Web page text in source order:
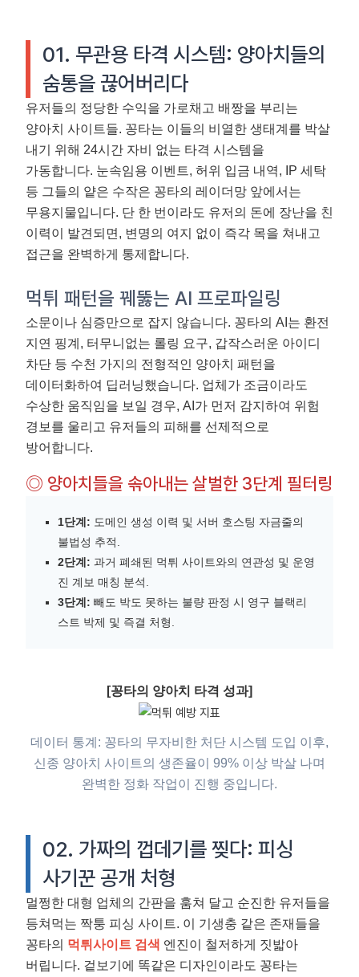
01. 무관용 타격 시스템: 양아치들의
숨통을 끊어버리다
유저들의 정당한 수익을 가로채고 배짱을 부리는
양아치 사이트들. 꽁타는 이들의 비열한 생태계를 박살
내기 위해 24시간 자비 없는 타격 시스템을
가동합니다. 눈속임용 이벤트, 허위 입금 내역, IP 세탁
등 그들의 얕은 수작은 꽁타의 레이더망 앞에서는
무용지물입니다. 단 한 번이라도 유저의 돈에 장난을 친
이력이 발견되면, 변명의 여지 없이 즉각 목을 쳐내고
접근을 완벽하게 통제합니다.
먹튀 패턴을 꿰뚫는 AI 프로파일링
소문이나 심증만으로 잡지 않습니다. 꽁타의 AI는 환전
지연 핑계, 터무니없는 롤링 요구, 갑작스러운 아이디
차단 등 수천 가지의 전형적인 양아치 패턴을
데이터화하여 딥러닝했습니다. 업체가 조금이라도
수상한 움직임을 보일 경우, AI가 먼저 감지하여 위험
경보를 울리고 유저들의 피해를 선제적으로
방어합니다.
◎ 양아치들을 솎아내는 살벌한 3단계 필터링
1단계: 도메인 생성 이력 및 서버 호스팅 자금줄의
불법성 추적.
2단계: 과거 폐쇄된 먹튀 사이트와의 연관성 및 운영
진 계보 매칭 분석.
3단계: 빼도 박도 못하는 불량 판정 시 영구 블랙리
스트 박제 및 즉결 처형.
[꽁타의 양아치 타격 성과]
데이터 통계: 꽁타의 무자비한 처단 시스템 도입 이후,
신종 양아치 사이트의 생존율이 99% 이상 박살 나며
완벽한 정화 작업이 진행 중입니다.
02. 가짜의 껍데기를 찢다: 피싱
사기꾼 공개 처형
멀쩡한 대형 업체의 간판을 훔쳐 달고 순진한 유저들을
등쳐먹는 짝퉁 피싱 사이트. 이 기생충 같은 존재들을
꽁타의 먹튀사이트 검색 엔진이 철저하게 짓밟아
버립니다. 겉보기에 똑같은 디자인이라도 꽁타는